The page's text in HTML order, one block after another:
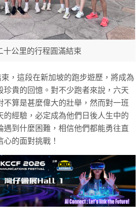
十公里的行程圓滿結束
，這段在新加坡的跑步遊歷，將成為
珍貴的回憶。對不少跑者來說，六天
不算是甚麼偉大的壯舉，然而對一班
的經驗，必定成為他們日後人生中的
遇到什麼困難，相信他們都能勇往直
的面對挑戰！